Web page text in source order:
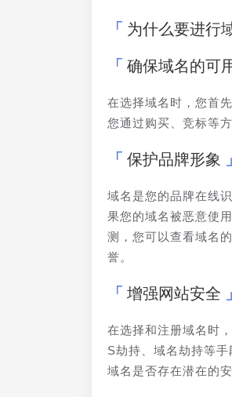
为什么要进行
确保域名的可
在选择域名时，您首
您通过购买、竞标等
保护品牌形象
域名是您的品牌在线
果您的域名被恶意使
测，您可以查看域名
誉。
增强网站安全
在选择和注册域名时
S劫持、域名劫持等
域名是否存在潜在的